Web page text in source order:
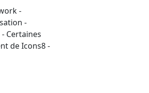
-
-
Certaines
de Icons8 -